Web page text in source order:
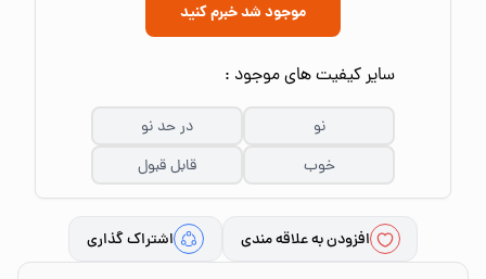
موجود شد خبرم کنید
سایر کیفیت های موجود :
نو
در حد نو
خوب
قابل قبول
افزودن به علاقه مندی اشتراک گذاری